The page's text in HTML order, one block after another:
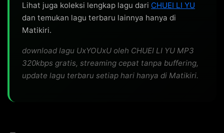
You call me Liyu
I never leave you
Because you love mе
So I love you too
Lihat juga koleksi lengkap lagu dari CHUEI LI YU
dan temukan lagu terbaru lainnya hanya di
Matikiri.
download lagu UxYOUxU oleh CHUEI LI YU MP3
320kbps gratis, streaming cepat tanpa buffering,
update lagu terbaru setiap hari hanya di Matikiri.